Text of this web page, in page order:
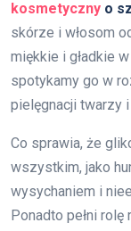
kosmetyczny o
skórze i włosom
miękkie i gładkie
spotykamy go w
pielęgnacji twarzy i
Co sprawia, że
wszystkim, jako
wysychaniem i
Ponadto pełni rolę